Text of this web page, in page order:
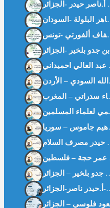
التورق المصرفي المنظم دراسة فقهية مقاصدية أ: عبد العالي احميداني
تكامل تقنية البلوكشين مع عمليات التدقيق الشرعي في عصر التكنولوجيا المتقدمة نبيله فارس علاونه / وجدان عبدالله السودي – الأردن
خواطر اقتصادية من “شعب عامر” في موسم الحج الأكبر الأستاذ ناصر حيدر مصرف السلام
ثبت الرسائل والأطروحات الجامعية الجزائرية في الاقتصاد الإسلامي والمالية الإسلامية.د. مسعود فلوسي – الجزائر